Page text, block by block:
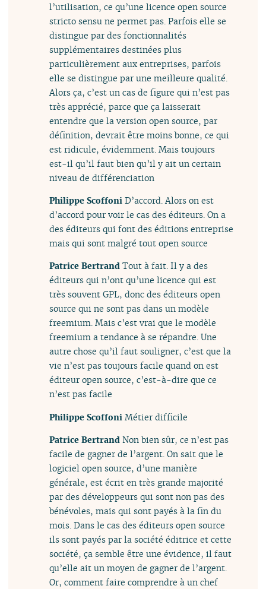
l’utilisation, ce qu’une licence open source
stricto sensu ne permet pas. Parfois elle se
distingue par des fonctionnalités
supplémentaires destinées plus
particulièrement aux entreprises, parfois
elle se distingue par une meilleure qualité.
Alors ça, c’est un cas de figure qui n’est pas
très apprécié, parce que ça laisserait
entendre que la version open source, par
définition, devrait être moins bonne, ce qui
est ridicule, évidemment. Mais toujours
est-il qu’il faut bien qu’il y ait un certain
niveau de différenciation
Philippe Scoffoni D’accord. Alors on est
d’accord pour voir le cas des éditeurs. On a
des éditeurs qui font des éditions entreprise
mais qui sont malgré tout open source
Patrice Bertrand Tout à fait. Il y a des
éditeurs qui n’ont qu’une licence qui est
très souvent GPL, donc des éditeurs open
source qui ne sont pas dans un modèle
freemium. Mais c’est vrai que le modèle
freemium a tendance à se répandre. Une
autre chose qu’il faut souligner, c’est que la
vie n’est pas toujours facile quand on est
éditeur open source, c’est-à-dire que ce
n’est pas facile
Philippe Scoffoni Métier difficile
Patrice Bertrand Non bien sûr, ce n’est pas
facile de gagner de l’argent. On sait que le
logiciel open source, d’une manière
générale, est écrit en très grande majorité
par des développeurs qui sont non pas des
bénévoles, mais qui sont payés à la fin du
mois. Dans le cas des éditeurs open source
ils sont payés par la société éditrice et cette
société, ça semble être une évidence, il faut
qu’elle ait un moyen de gagner de l’argent.
Or, comment faire comprendre à un chef